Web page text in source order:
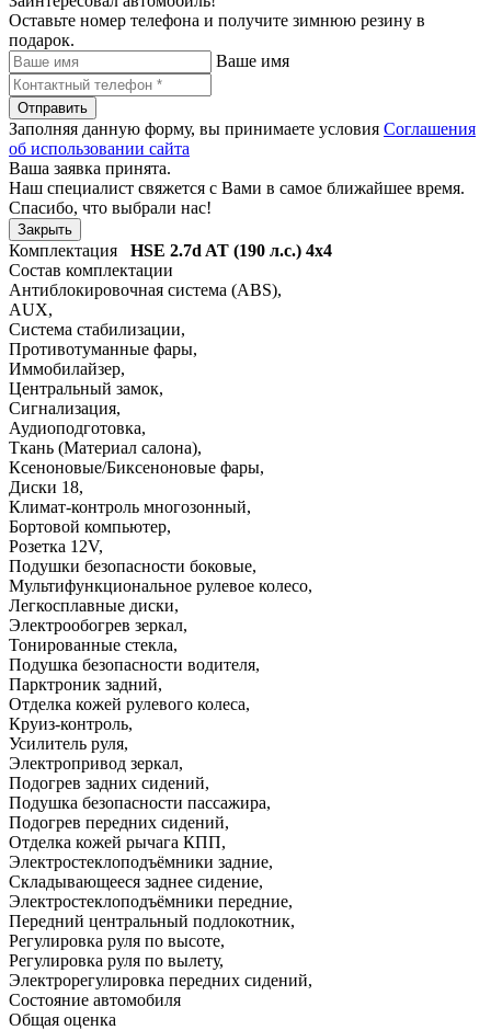
Оставьте номер телефона и получите зимнюю резину в
подарок.
Ваше имя
Отправить
Заполняя данную форму, вы принимаете условия Соглашения
об использовании сайта
Ваша заявка принята.
Наш специалист свяжется с Вами в самое ближайшее время.
Спасибо, что выбрали нас!
Закрыть
Комплектация HSE 2.7d AT (190 л.с.) 4x4
Состав комплектации
Антиблокировочная система (ABS),
AUX,
Система стабилизации,
Противотуманные фары,
Иммобилайзер,
Центральный замок,
Сигнализация,
Аудиоподготовка,
Ткань (Материал салона),
Ксеноновые/Биксеноновые фары,
Диски 18,
Климат-контроль многозонный,
Бортовой компьютер,
Розетка 12V,
Подушки безопасности боковые,
Мультифункциональное рулевое колесо,
Легкосплавные диски,
Электрообогрев зеркал,
Тонированные стекла,
Подушка безопасности водителя,
Парктроник задний,
Отделка кожей рулевого колеса,
Круиз-контроль,
Усилитель руля,
Электропривод зеркал,
Подогрев задних сидений,
Подушка безопасности пассажира,
Подогрев передних сидений,
Отделка кожей рычага КПП,
Электростеклоподъёмники задние,
Складывающееся заднее сидение,
Электростеклоподъёмники передние,
Передний центральный подлокотник,
Регулировка руля по высоте,
Регулировка руля по вылету,
Электрорегулировка передних сидений,
Состояние автомобиля
Общая оценка